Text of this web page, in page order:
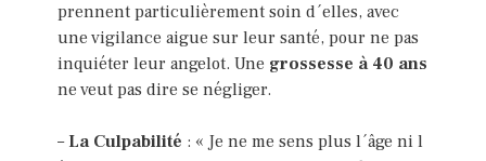
prennent particulièrement soin d´elles, avec
une vigilance aigue sur leur santé, pour ne pas
inquiéter leur angelot. Une grossesse à 40 ans
ne veut pas dire se négliger.
– La Culpabilité : « Je ne me sens plus l´âge ni l